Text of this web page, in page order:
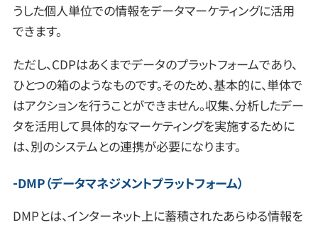
うした個人単位での情報をデータマーケティングに活用
できます。
ただし、CDPはあくまでデータのプラットフォームであり、
ひとつの箱のようなものです。そのため、基本的に、単体で
はアクションを行うことができません。収集、分析したデー
タを活用して具体的なマーケティングを実施するために
は、別のシステムとの連携が必要になります。
DMP（データマネジメントプラットフォーム）
DMPとは、インターネット上に蓄積されたあらゆる情報を